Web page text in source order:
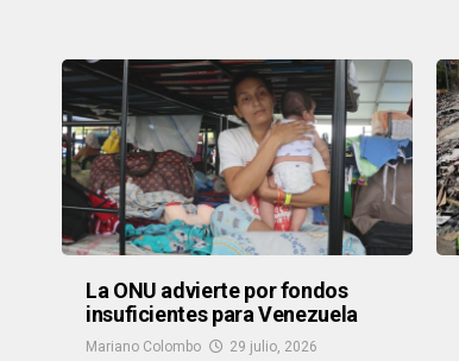
La ONU advierte por fondos
insuficientes para Venezuela
Mariano Colombo 29 julio, 2026